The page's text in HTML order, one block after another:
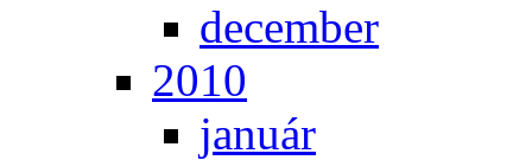
de­cem­ber
2010
ja­nu­ár